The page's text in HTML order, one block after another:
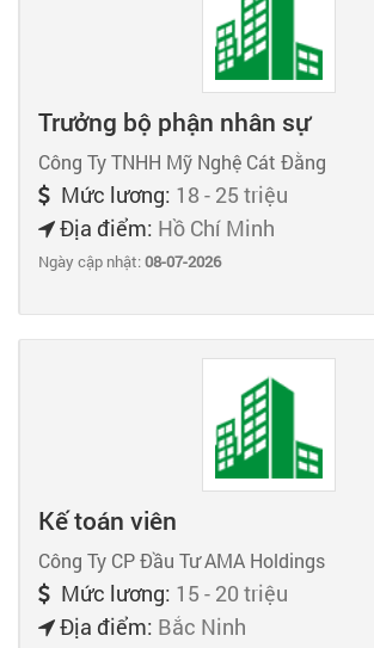
Trưởng bộ phận nhân sự
Công Ty TNHH Mỹ Nghệ Cát Đằng
Mức lương: 18 - 25 triệu
Địa điểm: Hồ Chí Minh
Ngày cập nhật:08-07-2026
Kế toán viên
Công Ty CP Đầu Tư AMA Holdings
Mức lương: 15 - 20 triệu
Địa điểm: Bắc Ninh